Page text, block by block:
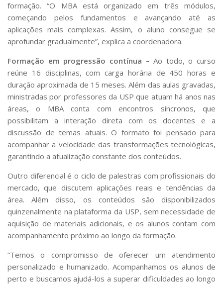
formação. “O MBA está organizado em três módulos,
começando pelos fundamentos e avançando até as
aplicações mais complexas. Assim, o aluno consegue se
aprofundar gradualmente”, explica a coordenadora.
Formação em progressão contínua – Ao todo, o curso
reúne 16 disciplinas, com carga horária de 450 horas e
duração aproximada de 15 meses. Além das aulas gravadas,
ministradas por professores da USP que atuam há anos nas
áreas, o MBA conta com encontros síncronos, que
possibilitam a interação direta com os docentes e a
discussão de temas atuais. O formato foi pensado para
acompanhar a velocidade das transformações tecnológicas,
garantindo a atualização constante dos conteúdos.
Outro diferencial é o ciclo de palestras com profissionais do
mercado, que discutem aplicações reais e tendências da
área. Além disso, os conteúdos são disponibilizados
quinzenalmente na plataforma da USP, sem necessidade de
aquisição de materiais adicionais, e os alunos contam com
acompanhamento próximo ao longo da formação.
“Temos o compromisso de oferecer um atendimento
personalizado e humanizado. Acompanhamos os alunos de
perto e buscamos ajudá-los a superar dificuldades ao longo